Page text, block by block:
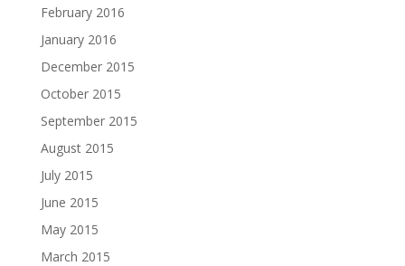
February 2016
January 2016
December 2015
October 2015
September 2015
August 2015
July 2015
June 2015
May 2015
March 2015